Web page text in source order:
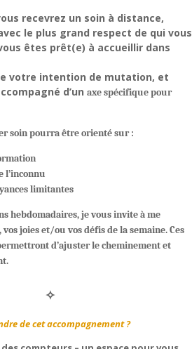
recevrez un soin à distance,
le plus grand respect de qui vous
êtes prêt(e) à accueillir dans
votre intention de mutation, et
d’un axe spécifiquepour
soin pourra être orienté sur :
l’inconnu
limitantes
hebdomadaires, je vous invite à me
joies et/ou vos défis de la semaine. Ces
d’ajuster le cheminement et
✧
de cet accompagnement ?